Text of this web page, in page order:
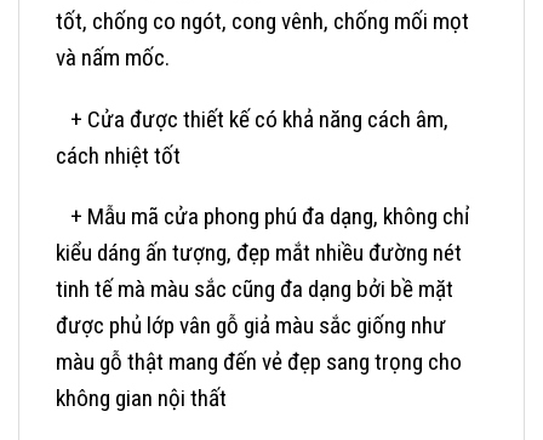
tốt, chống co ngót, cong vênh, chống mối mọt
và nấm mốc.
+ Cửa được thiết kế có khả năng cách âm,
cách nhiệt tốt
+ Mẫu mã cửa phong phú đa dạng, không chỉ
kiểu dáng ấn tượng, đẹp mắt nhiều đường nét
tinh tế mà màu sắc cũng đa dạng bởi bề mặt
được phủ lớp vân gỗ giả màu sắc giống như
màu gỗ thật mang đến vẻ đẹp sang trọng cho
không gian nội thất